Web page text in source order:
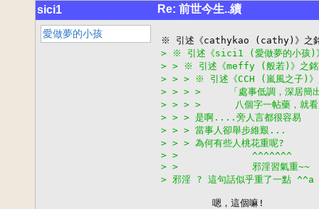
sici1 Re: 前世今生..續
愛做夢的小孩
> ※ 引述《sici1 (愛做夢的小孩)
> > ※ 引述《meffy (般若)》之銘
> > > ※ 引述《CCH (嵐風之子)》
> > > >     「處事低調，深居簡
> > > >      八個字一帖藥，就看服
> > > 是啊....旁人言都很容易
> > > 當事人卻舉步維艱...
> > > 為何有些人桃花重呢?
> >             ^^^^^^^
> >             邪淫習氣重~~
> 邪淫 ? 這句話似乎重了一點 ^^a
         嗯，這個嘛!